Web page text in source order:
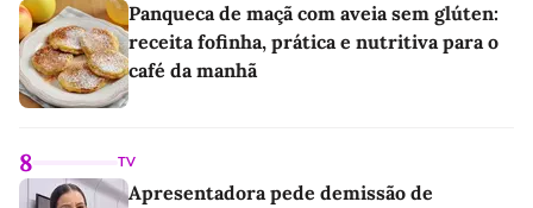
Panqueca de maçã com aveia sem glúten:
receita fofinha, prática e nutritiva para o
café da manhã
8 TV
Apresentadora pede demissão de